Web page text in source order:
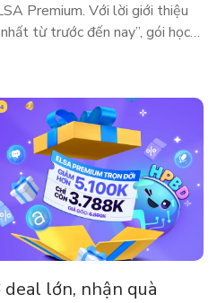
Premium. Với lời giới thiệu
từ trước đến nay”, gói học
lớn, nhận quà